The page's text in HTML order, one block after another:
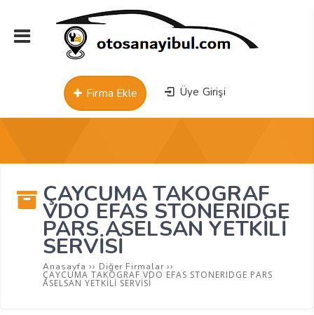
Üye Girişi
Firma Ekle
ÇAYCUMA TAKOGRAF
VDO EFAS STONERIDGE
PARS ASELSAN YETKİLİ
SERVİSİ
Anasayfa ›› Diğer Firmalar ››
ÇAYCUMA TAKOGRAF VDO EFAS STONERIDGE PARS
ASELSAN YETKİLİ SERVİSİ